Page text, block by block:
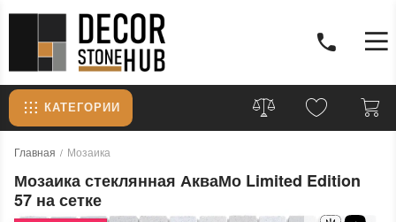
КАТЕГОРИИ
Главная Мозаика
Мозаика стеклянная АкваМо Limited Edition
57 на сетке